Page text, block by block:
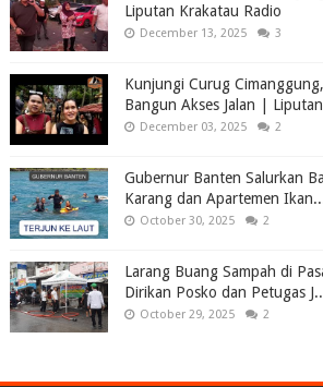
Liputan Krakatau Radio
December 13, 2025 3
Kunjungi Curug
Bangun Akses Jalan |
December 03, 2025 2
Gubernur Banten Salurkan
Karang dan Apartemen
October 30, 2025 2
Larang Buang Sampah di
Dirikan Posko dan Petugas
October 29, 2025 2